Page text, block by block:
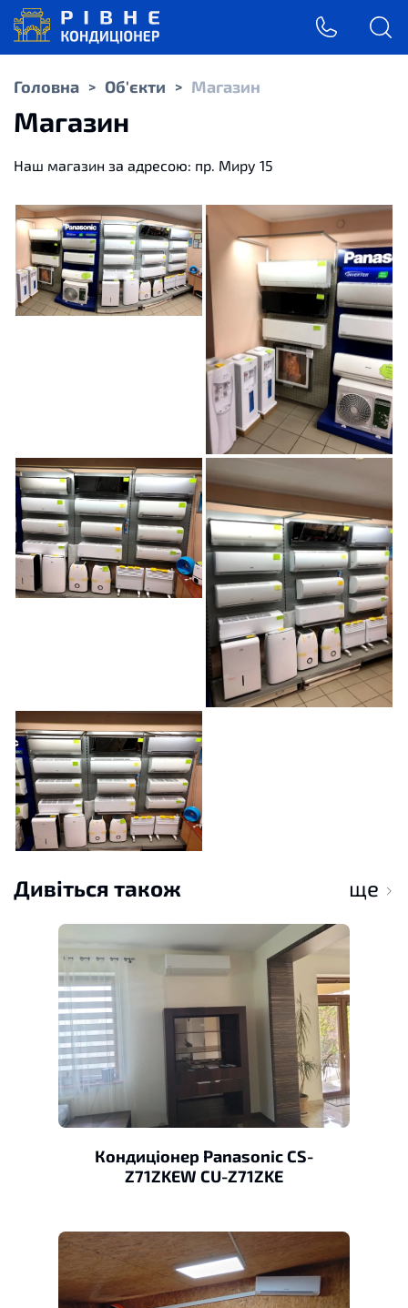
Головна > Об'єкти > Магазин
Магазин
Наш магазин за адресою: пр. Миру 15
Дивіться також ще
Кондиціонер Panasonic CS-
Z71ZKEW CU-Z71ZKE